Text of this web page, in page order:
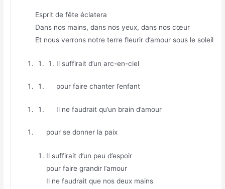
Esprit de fête éclatera
Dans nos mains, dans nos yeux, dans nos cœur
Et nous verrons notre terre fleurir d’amour sous le soleil
Il suffirait d’un arc-en-ciel
pour faire chanter l’enfant
Il ne faudrait qu’un brain d’amour
pour se donner la paix
Il suffirait d’un peu d’espoir
pour faire grandir l’amour
Il ne faudrait que nos deux mains